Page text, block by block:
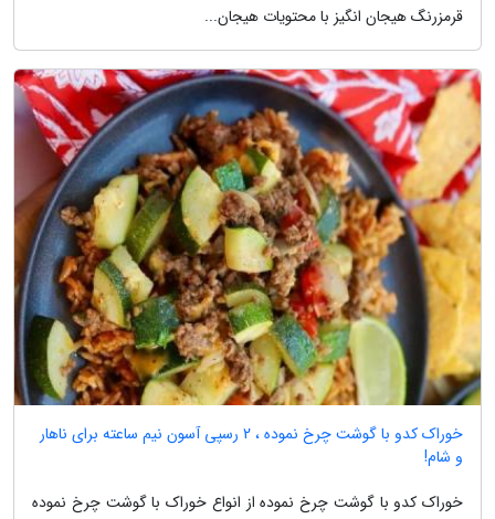
قرمزرنگ هیجان انگیز با محتویات هیجان...
خوراک کدو با گوشت چرخ نموده ، 2 رسپی آسون نیم ساعته برای ناهار
و شام!
خوراک کدو با گوشت چرخ نموده از انواع خوراک با گوشت چرخ نموده